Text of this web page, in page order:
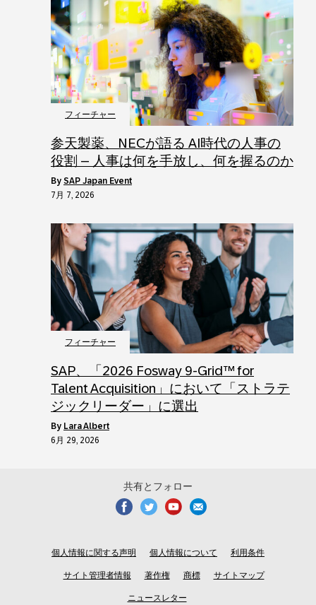
フィーチャー
参天製薬、NECが語る AI時代の人事の
役割 – 人事は何を手放し、何を握るのか
by SAP Japan Event
7月 7, 2026
フィーチャー
SAP、「2026 Fosway 9-Grid™ for
Talent Acquisition」において「ストラテ
ジックリーダー」に選出
by Lara Albert
6月 29, 2026
共有とフォロー
個人情報に関する声明 個人情報について 利用条件
サイト管理者情報 著作権 商標 サイトマップ
ニュースレター